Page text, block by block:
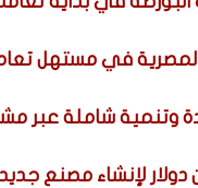
المصرية في مستهل
وتنمية شاملة عبر